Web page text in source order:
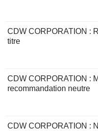
CDW CORPORATION :
titre
CDW CORPORATION :
recommandation neutre
CDW CORPORATION :